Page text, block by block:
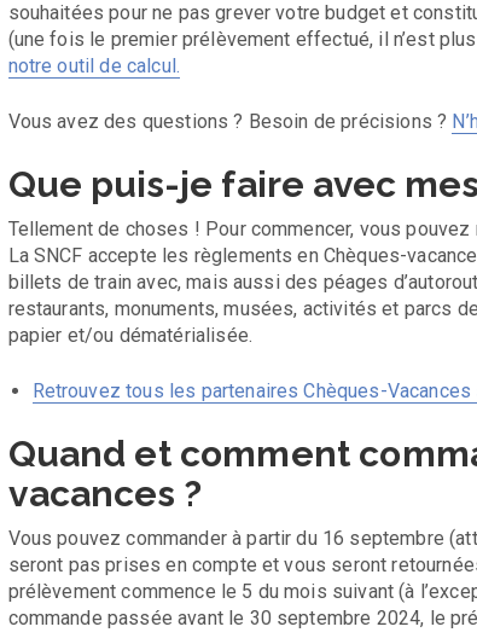
souhaitées pour ne pas grever votre budget et
(une fois le premier prélèvement effectué, il n’est
notre outil de calcul.
Vous avez des questions ? Besoin de précisions ?
Que puis-je faire avec
Tellement de choses ! Pour commencer, vous
La SNCF accepte les règlements en Chèques-
billets de train avec, mais aussi des péages
restaurants, monuments, musées, activités et parcs
papier et/ou dématérialisée.
Retrouvez tous les partenaires Chèques-
Quand et comment
vacances ?
Vous pouvez commander à partir du 16 septembre
seront pas prises en compte et vous seront
prélèvement commence le 5 du mois suivant (à
commande passée avant le 30 septembre 2024, le